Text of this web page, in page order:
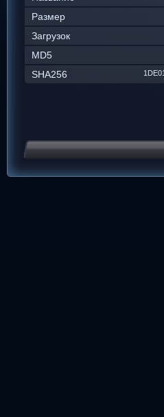
Размер
Загрузок
MD5
SHA256